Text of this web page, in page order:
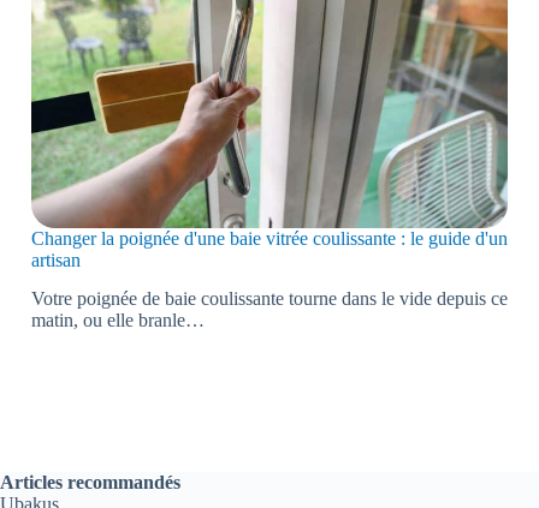
Changer la poignée d'une baie vitrée coulissante : le guide d'un
artisan
Votre poignée de baie coulissante tourne dans le vide depuis ce
matin, ou elle branle…
Articles recommandés
Ubakus